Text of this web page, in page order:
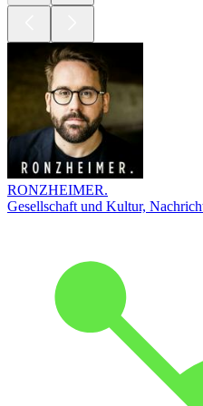
RONZHEIMER.
Gesellschaft und Kultur,